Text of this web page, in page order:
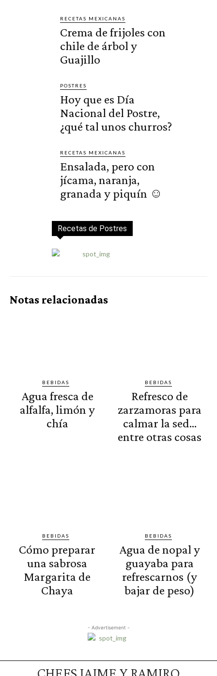
RECETAS MEXICANAS
Crema de frijoles con
chile de árbol y
Guajillo
POSTRES
Hoy que es Día
Nacional del Postre,
¿qué tal unos churros?
RECETAS MEXICANAS
Ensalada, pero con
jícama, naranja,
granada y piquín ☺️
Recetas de Postres
Notas relacionadas
BEBIDAS
Agua fresca de
alfalfa, limón y
chía
BEBIDAS
Refresco de
zarzamoras para
calmar la sed…
entre otras cosas
BEBIDAS
Cómo preparar
una sabrosa
Margarita de
Chaya
BEBIDAS
Agua de nopal y
guayaba para
refrescarnos (y
bajar de peso)
- Advertisement -